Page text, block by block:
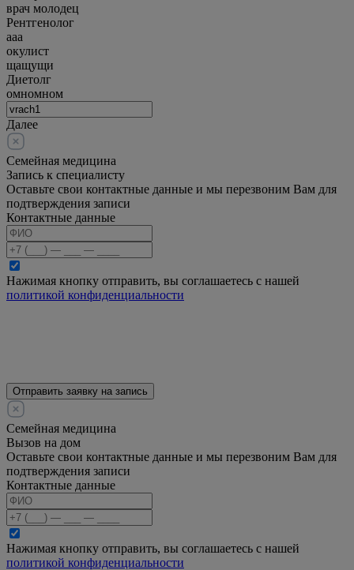
врач молодец
Рентгенолог
ааа
окулист
щащущи
Диетолг
омномном
Далее
Семейная медицина
Запись к специалисту
Оставьте свои контактные данные и мы перезвоним Вам для
подтверждения записи
Контактные данные
Нажимая кнопку отправить, вы соглашаетесь с нашей
политикой конфиденциальности
Отправить заявку на запись
Семейная медицина
Вызов на дом
Оставьте свои контактные данные и мы перезвоним Вам для
подтверждения записи
Контактные данные
Нажимая кнопку отправить, вы соглашаетесь с нашей
политикой конфиденциальности